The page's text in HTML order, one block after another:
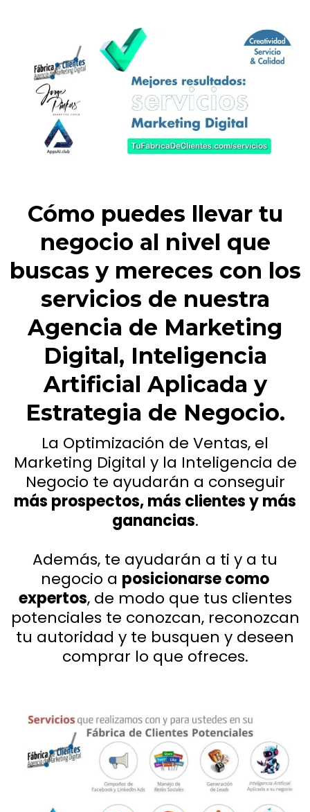
Cómo puedes llevar tu
negocio al nivel que
buscas y mereces con los
servicios de nuestra
Agencia de Marketing
Digital, Inteligencia
Artificial Aplicada y
Estrategia de Negocio.
La Optimización de Ventas, el
Marketing Digital y la Inteligencia de
Negocio te ayudarán a conseguir
más prospectos, más clientes y más
ganancias.
Además, te ayudarán a ti y a tu
negocio a posicionarse como
expertos, de modo que tus clientes
potenciales te conozcan, reconozcan
tu autoridad y te busquen y deseen
comprar lo que ofreces.